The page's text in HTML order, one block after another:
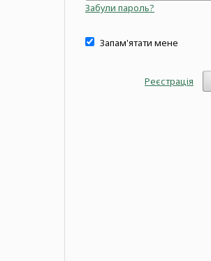
Забули пароль?
Запам'ятати мене
Реєстрація